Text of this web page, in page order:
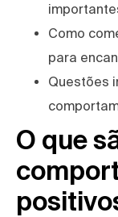
Como
para
Questões
O que